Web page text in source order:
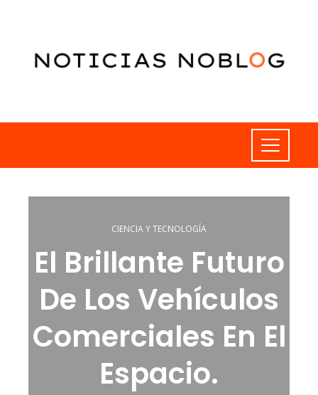
CIENCIA Y TECNOLOGÍA
El Brillante Futuro
De Los Vehículos
Comerciales En El
Espacio.